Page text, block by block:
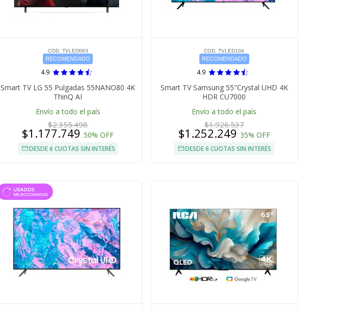
COD. TVLED063
RECOMENDADO
4.9
Smart TV LG 55 Pulgadas 55NANO80 4K
ThinQ AI
Envío a todo el país
$2.355.498
$1.177.74950% OFF
DESDE 6 CUOTAS SIN INTERÉS
COD. TVLED104
RECOMENDADO
4.9
Smart TV Samsung 55"Crystal UHD 4K
HDR CU7000
Envío a todo el país
$1.926.537
$1.252.249 35% OFF
DESDE 6 CUOTAS SIN INTERÉS